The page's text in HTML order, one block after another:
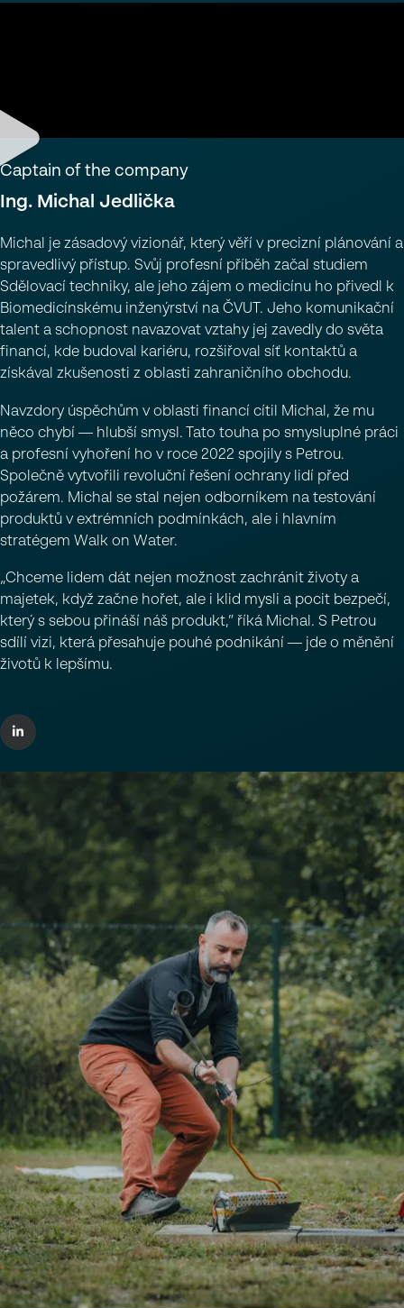
Captain of the company
Ing. Michal Jedlička
Michal je zásadový vizionář, který věří v precizní plánování a
spravedlivý přístup. Svůj profesní příběh začal studiem
Sdělovací techniky, ale jeho zájem o medicínu ho přivedl k
Biomedicínskému inženýrství na ČVUT. Jeho komunikační
talent a schopnost navazovat vztahy jej zavedly do světa
financí, kde budoval kariéru, rozšiřoval síť kontaktů a
získával zkušenosti z oblasti zahraničního obchodu.
Navzdory úspěchům v oblasti financí cítil Michal, že mu
něco chybí — hlubší smysl. Tato touha po smysluplné práci
a profesní vyhoření ho v roce 2022 spojily s Petrou.
Společně vytvořili revoluční řešení ochrany lidí před
požárem. Michal se stal nejen odborníkem na testování
produktů v extrémních podmínkách, ale i hlavním
stratégem Walk on Water.
„Chceme lidem dát nejen možnost zachránit životy a
majetek, když začne hořet, ale i klid mysli a pocit bezpečí,
který s sebou přináší náš produkt,” říká Michal. S Petrou
sdílí vizi, která přesahuje pouhé podnikání — jde o měnění
životů k lepšímu.